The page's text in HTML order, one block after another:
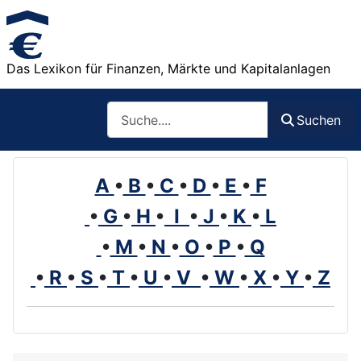
Das Lexikon für Finanzen, Märkte und Kapitalanlagen
Suchen
A • B • C • D • E • F
• G • H • I • J • K • L
• M • N • O • P • Q
• R • S • T • U • V • W • X • Y • Z